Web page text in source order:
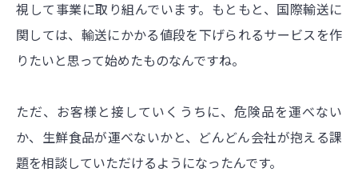
視して事業に取り組んでいます。もともと、国際輸送に
関しては、輸送にかかる値段を下げられるサービスを作
りたいと思って始めたものなんですね。
ただ、お客様と接していくうちに、危険品を運べない
か、生鮮食品が運べないかと、どんどん会社が抱える課
題を相談していただけるようになったんです。